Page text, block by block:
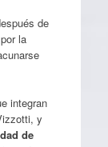
de
la
integran
y
de